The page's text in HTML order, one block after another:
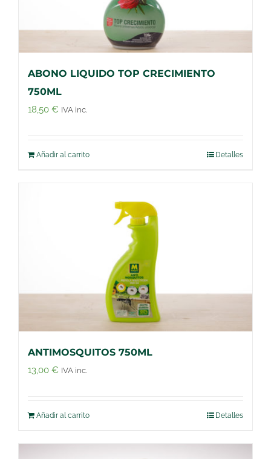
ABONO LIQUIDO TOP CRECIMIENTO
750ML
18,50 € IVA inc.
Añadir al carrito Detalles
ANTIMOSQUITOS 750ML
13,00 € IVA inc.
Añadir al carrito Detalles